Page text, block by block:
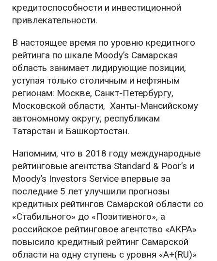
кредитоспособности и инвестиционной
привлекательности.
В настоящее время по уровню кредитного
рейтинга по шкале Moody’s Самарская
область занимает лидирующие позиции,
уступая только столичным и нефтяным
регионам: Москве, Санкт-Петербургу,
Московской области, Ханты-Мансийскому
автономному округу, республикам
Татарстан и Башкортостан.
Напомним, что в 2018 году международные
рейтинговые агентства Standard & Poor’s и
Moody’s Investors Service впервые за
последние 5 лет улучшили прогнозы
кредитных рейтингов Самарской области со
«Стабильного» до «Позитивного», а
российское рейтинговое агентство «АКРА»
повысило кредитный рейтинг Самарской
области на одну ступень с уровня «A+(RU)»